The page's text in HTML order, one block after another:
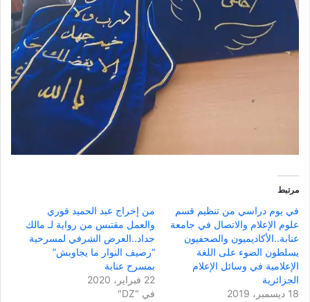
مرتبط
في يوم دراسي من تنظيم قسم
علوم الإعلام والاتصال في جامعة
عنابة..الأكاديميون والصحفيون
يسلطون الضوء على اللغة
الإعلامية في وسائل الإعلام
الجزائرية
18 ديسمبر، 2019
من إخراج عبد الحميد قوري
والعمل مقتبس من رواية لـ مالك
حداد..العرض الشرفي لمسرحية
“رصيف النوار ما يجاوبش”
بمسرح عنابة
22 فبراير، 2020
في "DZ"